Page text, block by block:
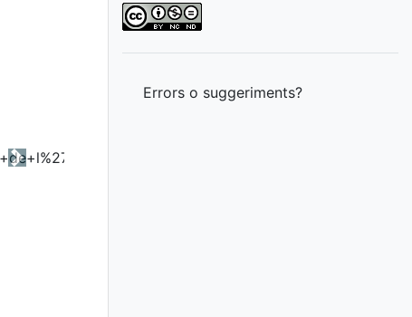
Next
Errors o suggeriments?